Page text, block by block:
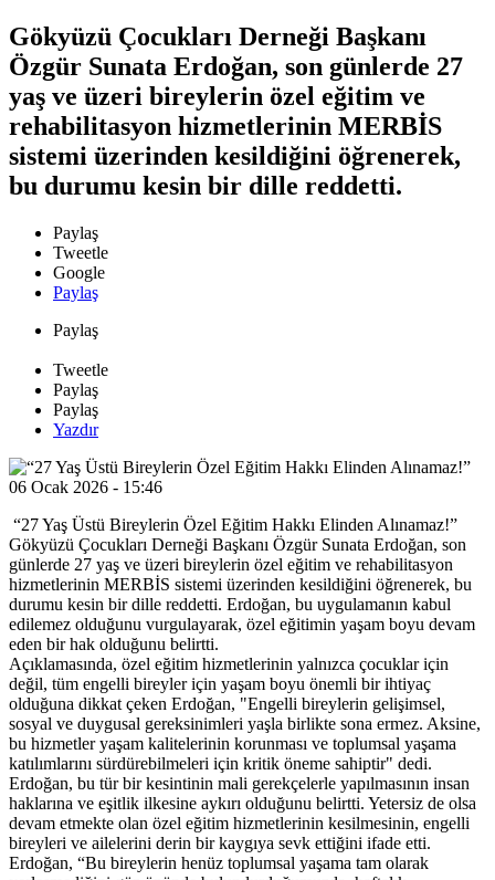
Gökyüzü Çocukları Derneği Başkanı
Özgür Sunata Erdoğan, son günlerde 27
yaş ve üzeri bireylerin özel eğitim ve
rehabilitasyon hizmetlerinin MERBİS
sistemi üzerinden kesildiğini öğrenerek,
bu durumu kesin bir dille reddetti.
Paylaş
Tweetle
Google
Paylaş
Paylaş
Tweetle
Paylaş
Paylaş
Yazdır
06 Ocak 2026 - 15:46
“27 Yaş Üstü Bireylerin Özel Eğitim Hakkı Elinden Alınamaz!”
Gökyüzü Çocukları Derneği Başkanı Özgür Sunata Erdoğan, son
günlerde 27 yaş ve üzeri bireylerin özel eğitim ve rehabilitasyon
hizmetlerinin MERBİS sistemi üzerinden kesildiğini öğrenerek, bu
durumu kesin bir dille reddetti. Erdoğan, bu uygulamanın kabul
edilemez olduğunu vurgulayarak, özel eğitimin yaşam boyu devam
eden bir hak olduğunu belirtti.
Açıklamasında, özel eğitim hizmetlerinin yalnızca çocuklar için
değil, tüm engelli bireyler için yaşam boyu önemli bir ihtiyaç
olduğuna dikkat çeken Erdoğan, "Engelli bireylerin gelişimsel,
sosyal ve duygusal gereksinimleri yaşla birlikte sona ermez. Aksine,
bu hizmetler yaşam kalitelerinin korunması ve toplumsal yaşama
katılımlarını sürdürebilmeleri için kritik öneme sahiptir" dedi.
Erdoğan, bu tür bir kesintinin mali gerekçelerle yapılmasının insan
haklarına ve eşitlik ilkesine aykırı olduğunu belirtti. Yetersiz de olsa
devam etmekte olan özel eğitim hizmetlerinin kesilmesinin, engelli
bireyleri ve ailelerini derin bir kaygıya sevk ettiğini ifade etti.
Erdoğan, “Bu bireylerin henüz toplumsal yaşama tam olarak